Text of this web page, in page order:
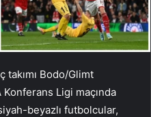
takımı Bodo/Glimt
Konferans Ligi maçında
beyazlı futbolcular,